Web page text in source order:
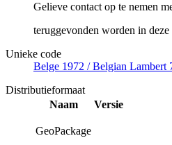
Gelieve contact op te nemen
teruggevonden worden in deze
Unieke code
Belge 1972 / Belgian Lambert
Distributieformaat
Naam
Versie
GeoPackage